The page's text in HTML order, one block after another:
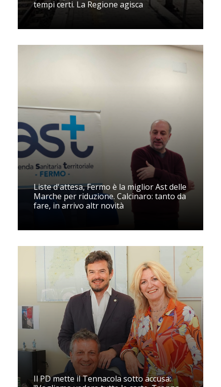
tempi certi. La Regione agisca
Liste d'attesa, Fermo è la miglior Ast delle
Marche per riduzione. Calcinaro: tanto da
fare, in arrivo altr novità
Il PD mette il Tennacola sotto accusa: